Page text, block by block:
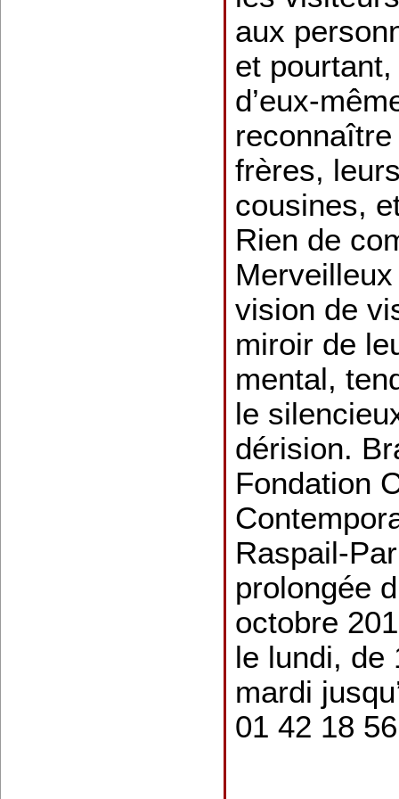
aux
et pourtant,
d’eux-
frères,
cousines,
Rien de
vision de
miroir de
mental,
le
dérision.
Fondation
Raspail-
prolongée
octobre
le lundi, de
mardi
01 42 18